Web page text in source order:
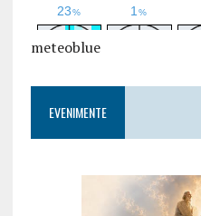
meteoblue
EVENIMENTE